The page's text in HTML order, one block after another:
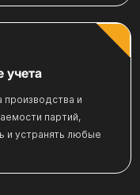
учета
и
партий,
и устранять любые